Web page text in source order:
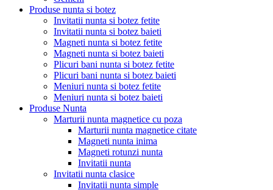
Produse nunta si botez
Invitatii nunta si botez fetite
Invitatii nunta si botez baieti
Magneti nunta si botez fetite
Magneti nunta si botez baieti
Plicuri bani nunta si botez fetite
Plicuri bani nunta si botez baieti
Meniuri nunta si botez fetite
Meniuri nunta si botez baieti
Produse Nunta
Marturii nunta magnetice cu poza
Marturii nunta magnetice citate
Magneti nunta inima
Magneti rotunzi nunta
Invitatii nunta
Invitatii nunta clasice
Invitatii nunta simple